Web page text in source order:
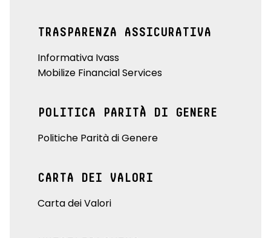
TRASPARENZA ASSICURATIVA
Informativa Ivass
Mobilize Financial Services
POLITICA PARITÀ DI GENERE
Politiche Parità di Genere
CARTA DEI VALORI
Carta dei Valori